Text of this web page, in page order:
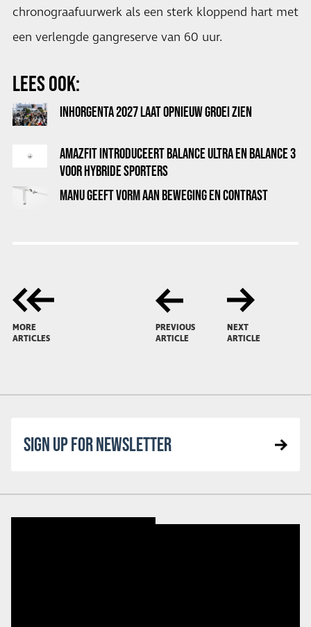
chronograafuurwerk als een sterk kloppend hart met
een verlengde gangreserve van 60 uur.
LEES OOK:
INHORGENTA 2027 LAAT OPNIEUW GROEI ZIEN
AMAZFIT INTRODUCEERT BALANCE ULTRA EN BALANCE 3
VOOR HYBRIDE SPORTERS
MANU GEEFT VORM AAN BEWEGING EN CONTRAST
MORE
ARTICLES
PREVIOUS
ARTICLE
NEXT
ARTICLE
SIGN UP FOR NEWSLETTER